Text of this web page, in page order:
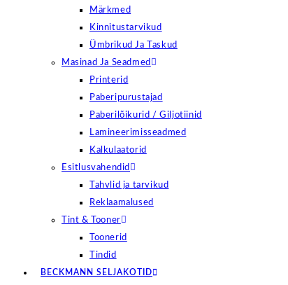
Märkmed
Kinnitustarvikud
Ümbrikud Ja Taskud
Masinad Ja Seadmed
Printerid
Paberipurustajad
Paberilõikurid / Giljotiinid
Lamineerimisseadmed
Kalkulaatorid
Esitlusvahendid
Tahvlid ja tarvikud
Reklaamalused
Tint & Tooner
Toonerid
Tindid
BECKMANN SELJAKOTID